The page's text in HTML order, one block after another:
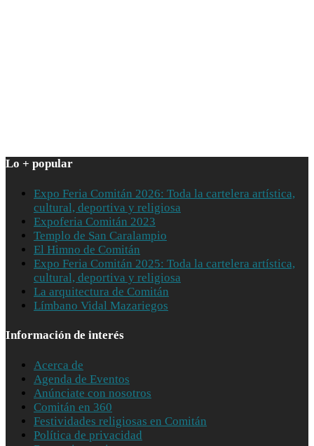
Lo + popular
Expo Feria Comitán 2026: Toda la cartelera artística,
cultural, deportiva y religiosa
Expoferia Comitán 2023
Templo de San Caralampio
El Himno de Comitán
Expo Feria Comitán 2025: Toda la cartelera artística,
cultural, deportiva y religiosa
La arquitectura de Comitán
Límbano Vidal Mazariegos
Información de interés
Acerca de
Agenda de Eventos
Anúnciate con nosotros
Comitán en 360
Festividades religiosas en Comitán
Política de privacidad